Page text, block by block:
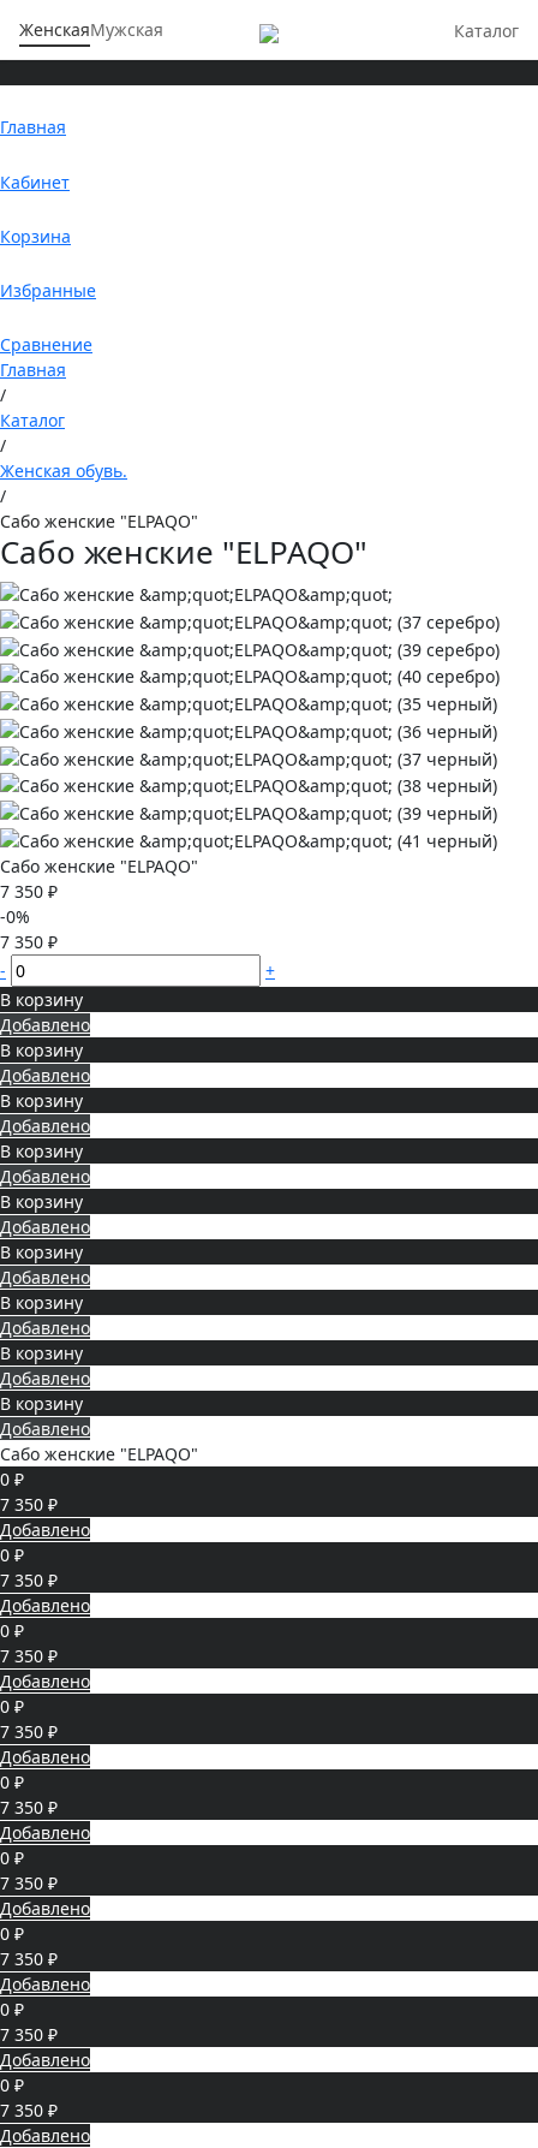
ЖенскаяМужская Каталог
Главная
Кабинет
Корзина
Избранные
Сравнение
Главная
/
Каталог
/
Женская обувь.
/
Сабо женские "ELPAQO"
Сабо женские "ELPAQO"
Сабо женские "ELPAQO"
7 350 ₽
-0%
7 350 ₽
-
+
В корзину
Добавлено
В корзину
Добавлено
В корзину
Добавлено
В корзину
Добавлено
В корзину
Добавлено
В корзину
Добавлено
В корзину
Добавлено
В корзину
Добавлено
В корзину
Добавлено
Сабо женские "ELPAQO"
0 ₽
7 350 ₽
Добавлено
0 ₽
7 350 ₽
Добавлено
0 ₽
7 350 ₽
Добавлено
0 ₽
7 350 ₽
Добавлено
0 ₽
7 350 ₽
Добавлено
0 ₽
7 350 ₽
Добавлено
0 ₽
7 350 ₽
Добавлено
0 ₽
7 350 ₽
Добавлено
0 ₽
7 350 ₽
Добавлено